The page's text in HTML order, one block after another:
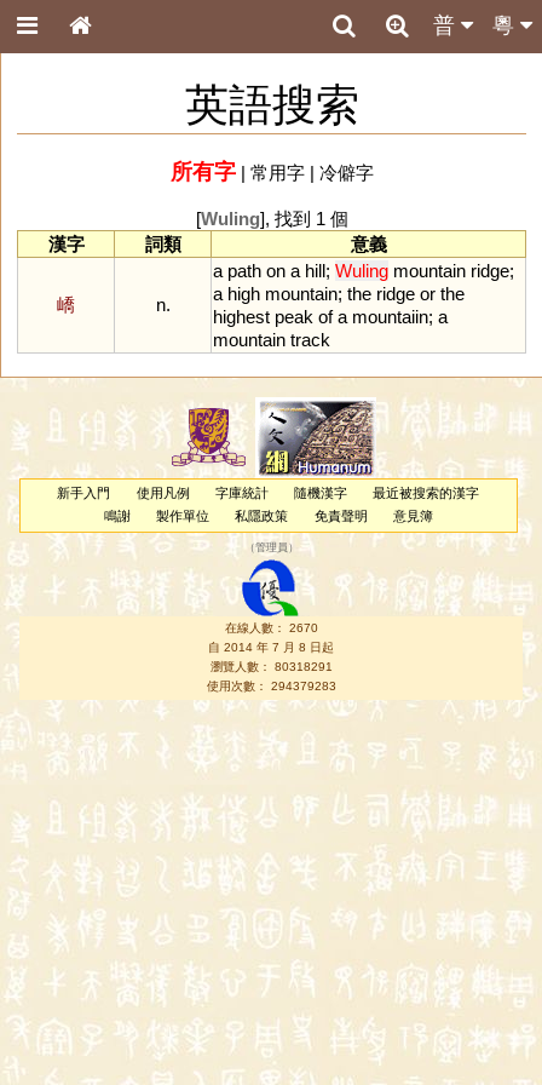
粵
普
英語搜索
所有字| 常用字| 冷僻字
[Wuling], 找到 1 個
漢字
詞類 意義
嶠 n.
a path on a hill; Wuling mountain ridge;
a high mountain; the ridge or the
highest peak of a mountaiin; a
mountain track
新手入門 使用凡例 字庫統計 隨機漢字
最近被搜索的漢字
鳴謝
製作單位 私隱政策 免責聲明 意見簿
（管理員 ）
在線人數： 2670
自 2014 年 7 月 8 日起
瀏覽人數： 80318291
使用次數： 294379283